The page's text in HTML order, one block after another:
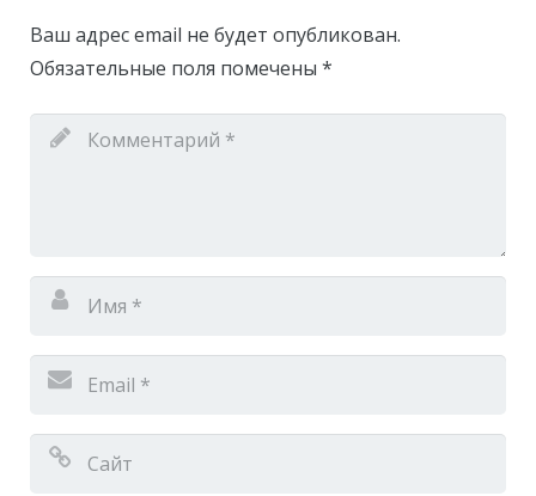
Ваш адрес email не будет опубликован.
Обязательные поля помечены *